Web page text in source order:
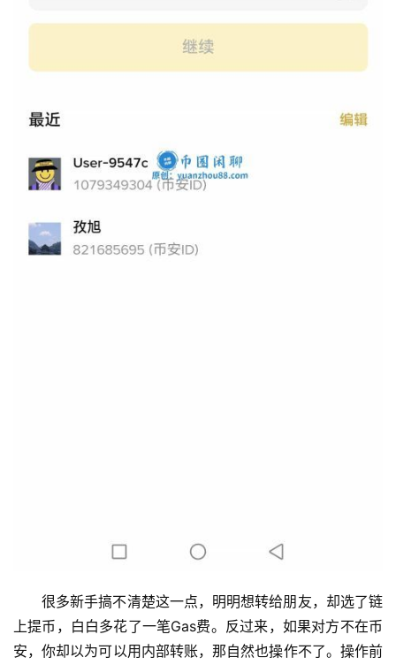
很多新手搞不清楚这一点，明明想转给朋友，却选了链
上提币，白白多花了一笔Gas费。反过来，如果对方不在币
安，你却以为可以用内部转账，那自然也操作不了。操作前